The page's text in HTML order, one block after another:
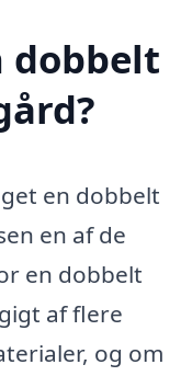
dobbelt
en dobbelt
en af de
en dobbelt
af flere
og om